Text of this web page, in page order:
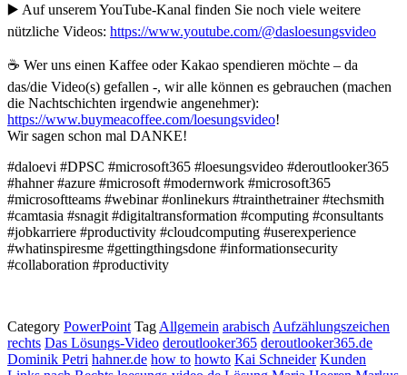
▶️ Auf unserem YouTube-Kanal finden Sie noch viele weitere
nützliche Videos: https://www.youtube.com/@dasloesungsvideo
☕ Wer uns einen Kaffee oder Kakao spendieren möchte – da
das/die Video(s) gefallen -, wir alle können es gebrauchen (machen
die Nachtschichten irgendwie angenehmer):
https://www.buymeacoffee.com/loesungsvideo!
Wir sagen schon mal DANKE!
#daloevi #DPSC #microsoft365 #loesungsvideo #deroutlooker365
#hahner #azure #microsoft #modernwork #microsoft365
#microsoftteams #webinar #onlinekurs #trainthetrainer #techsmith
#camtasia #snagit #digitaltransformation #computing #consultants
#jobkarriere #productivity #cloudcomputing #userexperience
#whatinspiresme #gettingthingsdone #informationsecurity
#collaboration #productivity
Category PowerPoint Tag Allgemein arabisch Aufzählungszeichen
rechts Das Lösungs-Video deroutlooker365 deroutlooker365.de
Dominik Petri hahner.de how to howto Kai Schneider Kunden